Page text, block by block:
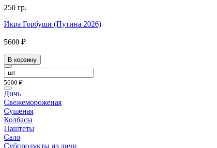
250 гр.
Икра Горбуши (Путина 2026)
5600 ₽
В корзину
5600 ₽
Дичь
Свежемороженая
Сушеная
Колбасы
Паштеты
Сало
Субпродукты из дичи